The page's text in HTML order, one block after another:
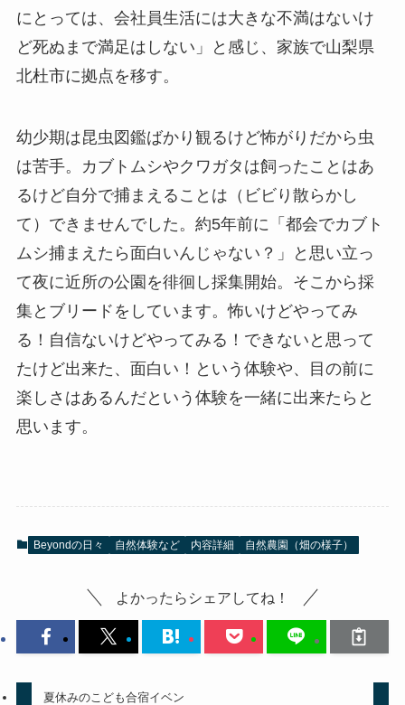
にとっては、会社員生活には大きな不満はないけ
ど死ぬまで満足はしない」と感じ、家族で山梨県
北杜市に拠点を移す。
幼少期は昆虫図鑑ばかり観るけど怖がりだから虫
は苦手。カブトムシやクワガタは飼ったことはあ
るけど自分で捕まえることは（ビビり散らかし
て）できませんでした。約5年前に「都会でカブト
ムシ捕まえたら面白いんじゃない？」と思い立っ
て夜に近所の公園を徘徊し採集開始。そこから採
集とブリードをしています。怖いけどやってみ
る！自信ないけどやってみる！できないと思って
たけど出来た、面白い！という体験や、目の前に
楽しさはあるんだという体験を一緒に出来たらと
思います。
Beyondの日々 自然体験など 内容詳細 自然農園（畑の様子）
よかったらシェアしてね！
夏休みのこども合宿イベン